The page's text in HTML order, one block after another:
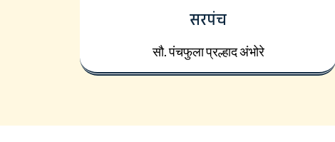
सरपंच
सौ. पंचफुला प्रल्हाद अंभोरे